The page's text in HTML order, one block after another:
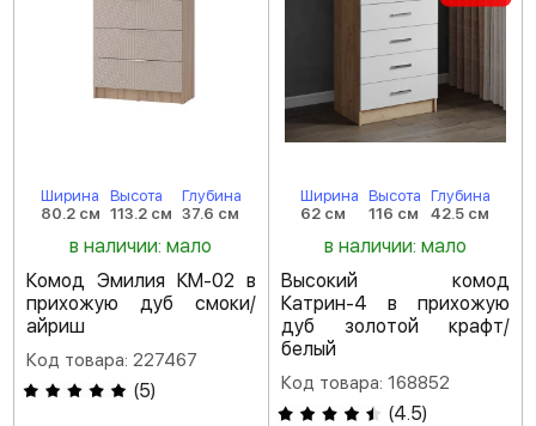
Ширина
80.2 см
Высота
113.2 см
Глубина
37.6 см
в наличии: мало
Комод Эмилия КМ-02 в
прихожую дуб смоки/
айриш
Код товара: 227467
(5)
Ширина
62 см
Высота
116 см
Глубина
42.5 см
в наличии: мало
Высокий комод
Катрин-4 в прихожую
дуб золотой крафт/
белый
Код товара: 168852
(4.5)